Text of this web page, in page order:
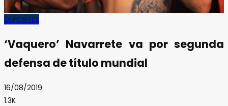
DEPORTES
‘Vaquero’ Navarrete va por segunda
defensa de título mundial
16/08/2019
1.3K